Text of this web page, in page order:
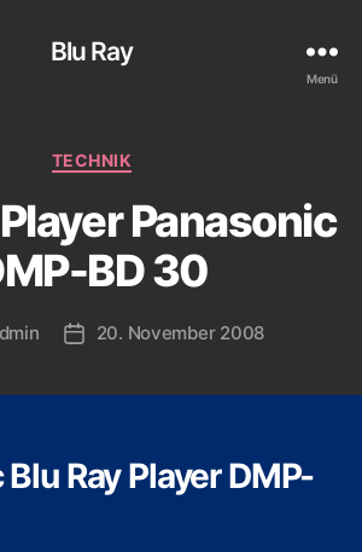
Blu Ray
Menü
Kategorien
TECHNIK
Panasonic
BD 30
Veröffentlichungsdatum
20. November 2008
Ray Player DMP-